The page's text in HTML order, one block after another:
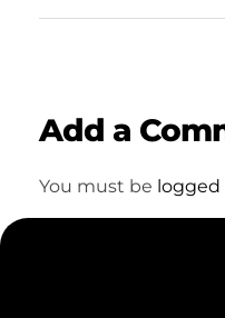
Add a
You must be logged